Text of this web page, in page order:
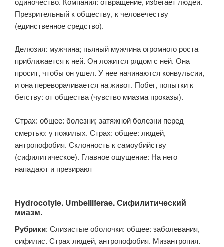
Презрительный к обществу, к человечеству
(единственное средство).
Делюзия: мужчина; пьяный мужчина огромного роста
приближается к ней. Он ложится рядом с ней. Она
просит, чтобы он ушел. У нее начинаются конвульсии,
и она переворачивается на живот. Побег, попытки к
бегству: от общества (чувство миазма проказы).
Страх: общее: болезни; затяжной болезни перед
смертью: у пожилых. Страх: общее: людей,
антропофобия. Склонность к самоубийству
(сифилитическое). Главное ощущение: На него
нападают и презирают
Hydrocotyle. Umbelliferae. Сифилитический
миазм.
Рубрики: Слизистые оболочки: общее: заболевания,
сифилис. Страх людей, антропофобия. Мизантропия.